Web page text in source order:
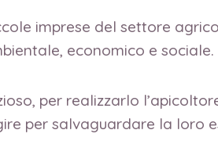
imprese del settore
economico e sociale.
per realizzarlo
per salvaguardare la loro